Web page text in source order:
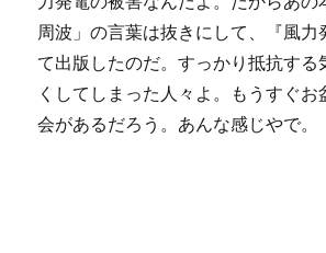
周波」の言葉は抜きにして、『風力
て出版したのだ。すっかり抵抗する
くしてしまった人々よ。もうすぐ
会があるだろう。あんな感じやで。